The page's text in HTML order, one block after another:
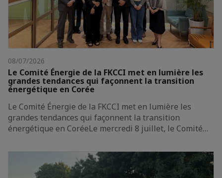
08/07/2026
Le Comité Énergie de la FKCCI met en lumière les
grandes tendances qui façonnent la transition
énergétique en Corée
Le Comité Énergie de la FKCCI met en lumière les
grandes tendances qui façonnent la transition
énergétique en CoréeLe mercredi 8 juillet, le Comité…